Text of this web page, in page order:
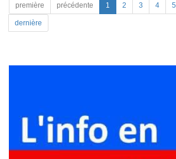
première précédente 1 2 3 4 5
dernière